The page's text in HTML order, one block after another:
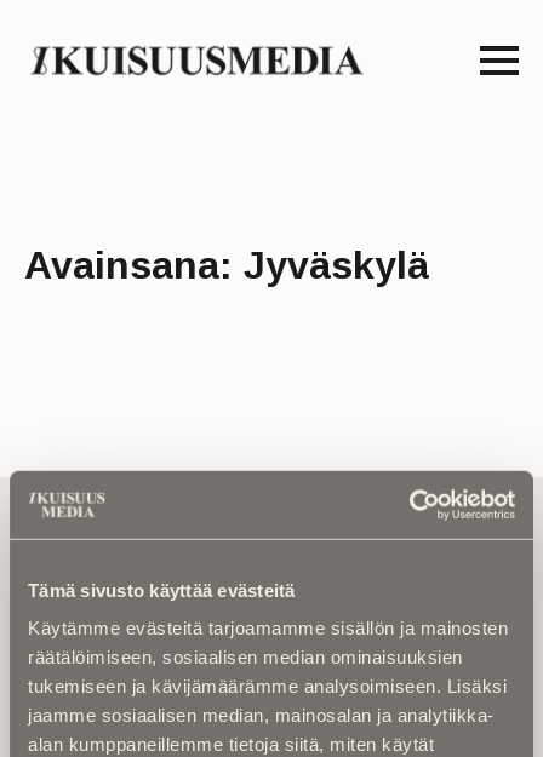
Tämä sivusto käyttää evästeitä
Käytämme evästeitä tarjoamamme sisällön ja mainosten
räätälöimiseen, sosiaalisen median ominaisuuksien
tukemiseen ja kävijämäärämme analysoimiseen. Lisäksi
jaamme sosiaalisen median, mainosalan ja analytiikka-
alan kumppaneillemme tietoja siitä, miten käytät
Avainsana: Jyväskylä
Tilaa uutiskirje - Pääset heti parhaiden
artikkelien pariin!
Kirjoita alle sähköpostiosoitteesi niin saat kaksi kertaa
etteivät kiinnostavat artikkelit jää huomaamatta.
Uutiskirje on maksuton eikä se velvoita mihinkään.
Kirjoita tähän sähköpostiosoite, johon haluat uutiskirjeen
tulevan: